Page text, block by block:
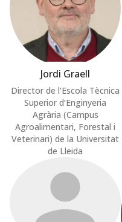
Jordi Graell
Director de l’Escola Tècnica
Superior d’Enginyeria
Agrària (Campus
Agroalimentari, Forestal i
Veterinari) de la Universitat
de Lleida